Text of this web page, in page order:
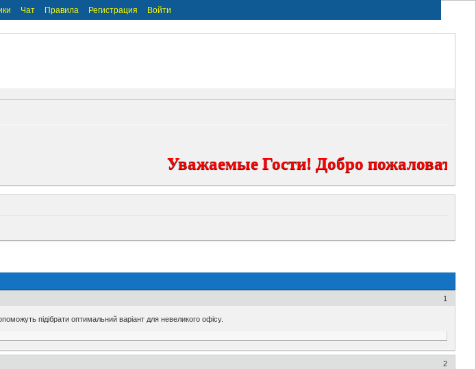
Чат Правила Регистрация Войти
Уважаемые Гости! Добро пожаловать
1
підібрати оптимальний варіант для невеликого офісу.
2